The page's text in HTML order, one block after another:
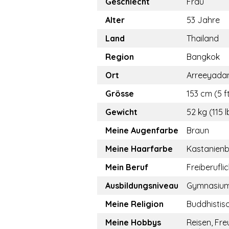
Alter
53 Jahre
Land
Thailand
Region
Bangkok
Ort
Grösse
153 cm (5
Gewicht
52 kg (115
Meine Augenfarbe
Braun
Meine Haarfarbe
Mein Beruf
Ausbildungsniveau
Meine Religion
Meine Hobbys
Reisen,